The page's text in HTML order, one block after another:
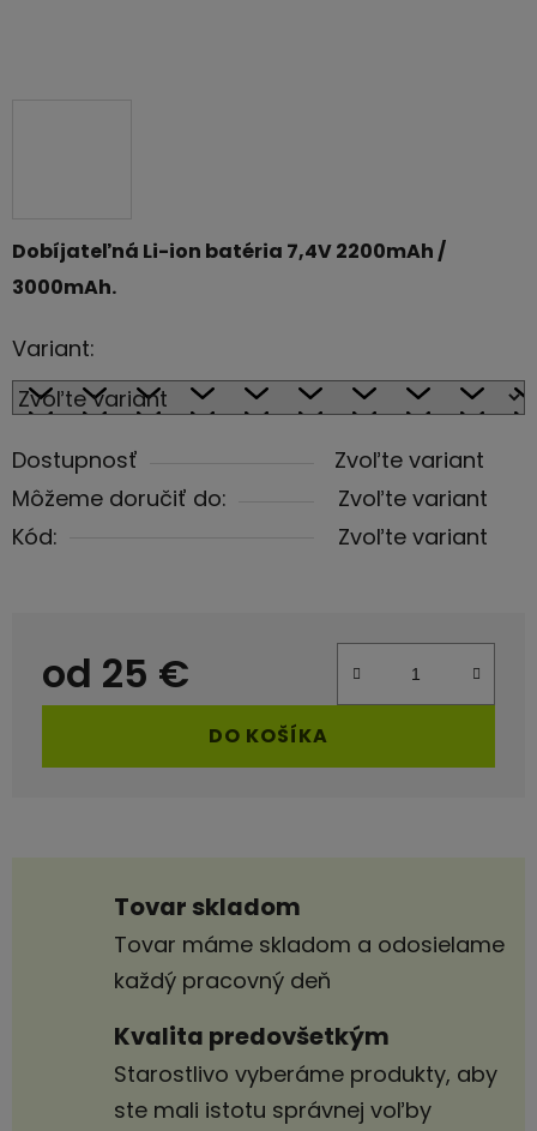
Dobíjateľná Li-ion batéria 7,4V 2200mAh /
3000mAh.
Variant:
Dostupnosť
Zvoľte variant
Môžeme doručiť do:
Zvoľte variant
Kód:
Zvoľte variant
od 25 €
Jednotková cena:
DO KOŠÍKA
Tovar skladom
Tovar máme skladom a odosielame
každý pracovný deň
Kvalita predovšetkým
Starostlivo vyberáme produkty, aby
ste mali istotu správnej voľby